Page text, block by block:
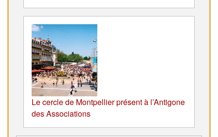
Le cercle de Montpellier présent à l’Antigone
des Associations